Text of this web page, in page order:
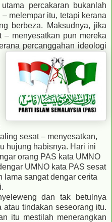
percakaran bukanlah
melempar itu, tetapi kerana
berbeza. Maksudnya, jika
menyesatkan pun mereka
percanggahan ideologi
sesat – menyesatkan,
hujung habisnya. Hari ini
orang PAS kata UMNO
UMNO kata PAS sesat
lama sangat dengar cerita
dan tak betulnya
atau tindakan seseorang itu.
itu mestilah menerangkan